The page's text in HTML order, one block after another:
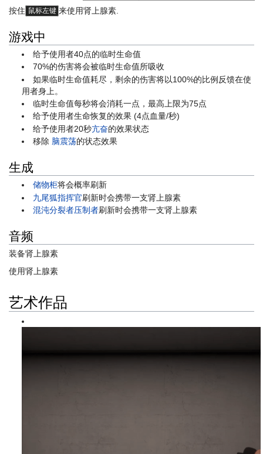
按住 鼠标左键 来使用肾上腺素.
游戏中
给予使用者40点的临时生命值
70%的伤害将会被临时生命值所吸收
如果临时生命值耗尽，剩余的伤害将以100%的比例反馈在使
用者身上。
临时生命值每秒将会消耗一点，最高上限为75点
给予使用者生命恢复的效果 (4点血量/秒)
给予使用者20秒亢奋的效果状态
移除 脑震荡的状态效果
生成
储物柜将会概率刷新
九尾狐指挥官刷新时会携带一支肾上腺素
混沌分裂者压制者刷新时会携带一支肾上腺素
音频
装备肾上腺素
使用肾上腺素
艺术作品